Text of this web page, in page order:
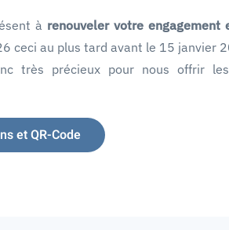
à renouveler votre engagement
ceci au plus tard avant le 15 janvier
très précieux pour nous offrir
et QR-Code